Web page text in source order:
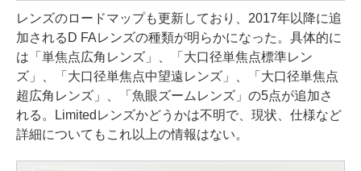
レンズのロードマップも更新しており、2017年以降に追
加されるD FAレンズの種類が明らかになった。具体的に
は「単焦点広角レンズ」、「大口径単焦点標準レン
ズ」、「大口径単焦点中望遠レンズ」、「大口径単焦点
超広角レンズ」、「魚眼ズームレンズ」の5点が追加さ
れる。Limitedレンズかどうかは不明で、現状、仕様など
詳細についてもこれ以上の情報はない。